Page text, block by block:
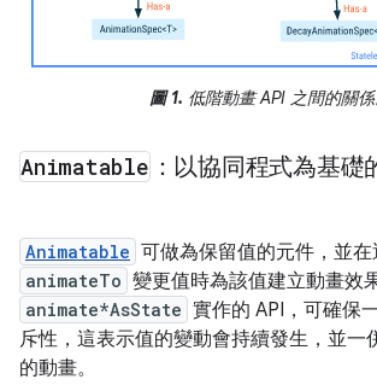
圖 1. 低階動畫 API 之間的關係
Animatable ：以協同程式為基礎
Animatable 可做為保留值的元件，並在
animateTo 變更值時為該值建立動畫效
animate*AsState 實作的 API，可確保
斥性，這表示值的變動會持續發生，並一
的動畫。